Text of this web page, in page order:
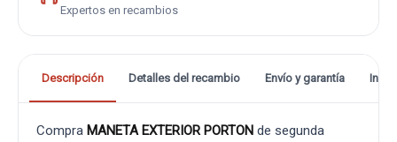
Expertos en recambios
Descripción Detalles del recambio Envío y garantía
Compra MANETA EXTERIOR PORTON de segunda